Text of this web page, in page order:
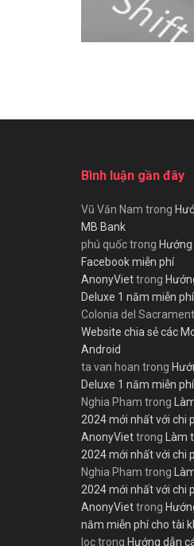
Bình luận gần đây
Vũ Văn Nam trong
MB Bank
phú quốctrong
Facebook miễn phí
AnonyViettrong
Deluxe 1 năm miễn phí
Colonia del
Website chia sẻ các
Android
ta van hoan trong
Deluxe 1 năm miễn phí
Nghia Pham trong
2024 mới nhất với chi
AnonyViettrong Làm
2024 mới nhất với chi
Nghia Pham trong
2024 mới nhất với chi
AnonyViettrong
năm miễn phí cho tài
loctrong Hướng dẫn